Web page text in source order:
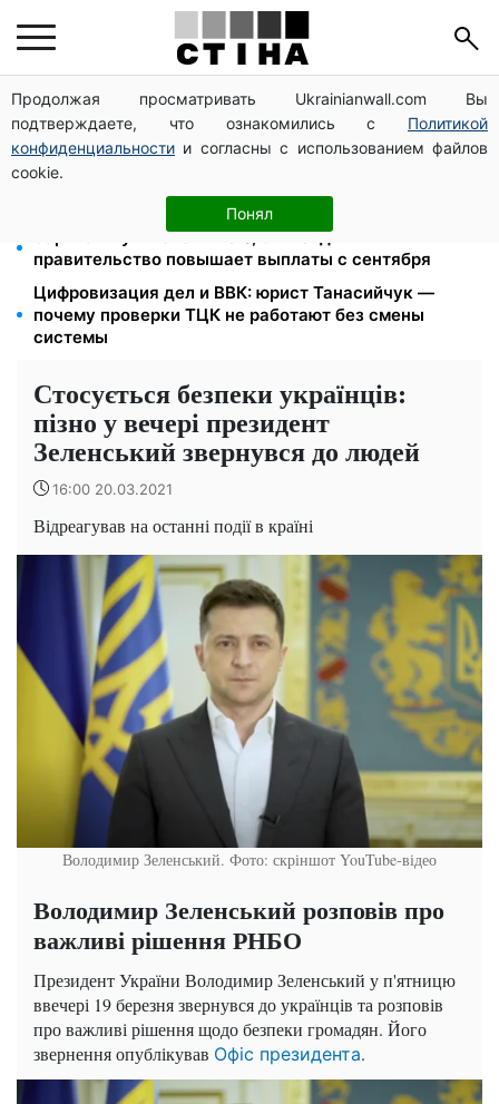
Продолжая просматривать Ukrainianwall.com Вы
подтверждаете, что ознакомились с Политикой
конфиденциальности и согласны с использованием файлов
cookie.
Понял
26 000 подписей — Зеленский поручил СНБО
лишать водителей прав за систематические
нарушения
Пенсия для III группы инвалидности с 1 сентября: от
2595 до 10 625 грн — кто сколько получит
Зарплаты учителей +20%, стипендии ×2:
правительство повышает выплаты с сентября
Цифровизация дел и ВВК: юрист Танасийчук —
почему проверки ТЦК не работают без смены
системы
Стосується безпеки українців:
пізно у вечері президент
Зеленський звернувся до людей
16:00 20.03.2021
Відреагував на останні події в країні
Володимир Зеленський. Фото: скріншот YouTube-відео
Володимир Зеленський розповів про
важливі рішення РНБО
Президент України Володимир Зеленський у п'ятницю
ввечері 19 березня звернувся до українців та розповів
про важливі рішення щодо безпеки громадян. Його
звернення опублікував Офіс президента.